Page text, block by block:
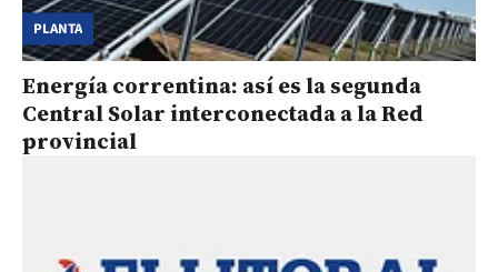
PLANTA
Energía correntina: así es la segunda
Central Solar interconectada a la Red
provincial